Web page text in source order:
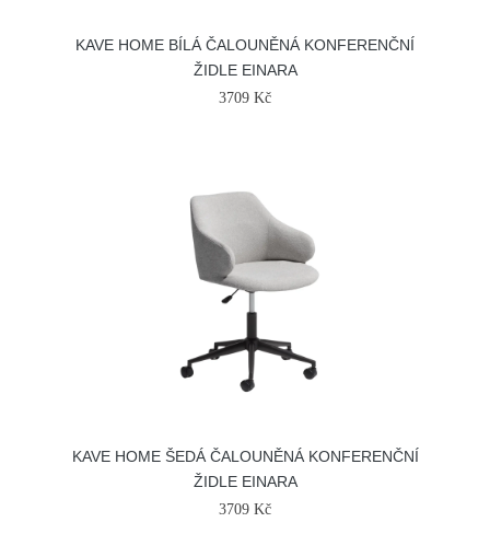
KAVE HOME BÍLÁ ČALOUNĚNÁ KONFERENČNÍ
ŽIDLE EINARA
3709 Kč
KAVE HOME ŠEDÁ ČALOUNĚNÁ KONFERENČNÍ
ŽIDLE EINARA
3709 Kč